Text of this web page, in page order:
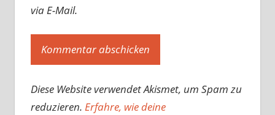
via E-Mail.
Diese Website verwendet Akismet, um Spam zu
reduzieren. Erfahre, wie deine